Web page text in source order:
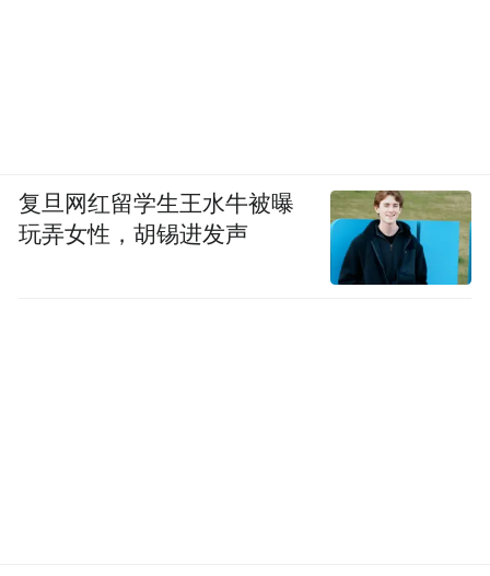
复旦网红留学生王水牛被曝
玩弄女性，胡锡进发声